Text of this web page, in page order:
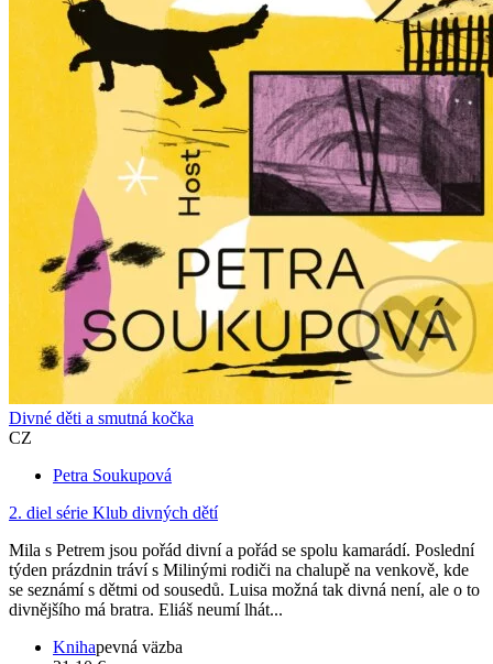
Divné děti a smutná kočka
CZ
Petra Soukupová
2. diel série Klub divných dětí
Mila s Petrem jsou pořád divní a pořád se spolu kamarádí. Poslední
týden prázdnin tráví s Milinými rodiči na chalupě na venkově, kde
se seznámí s dětmi od sousedů. Luisa možná tak divná není, ale o to
divnějšího má bratra. Eliáš neumí lhát...
Knihapevná väzba